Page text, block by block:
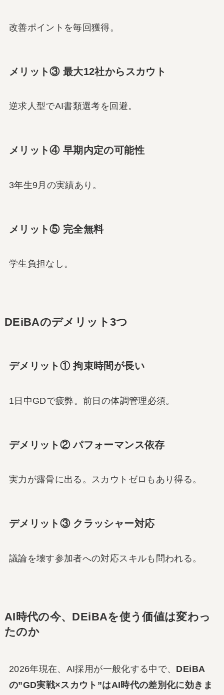
改善ポイントを毎回獲得。
メリット③ 最大12社からスカウト
逆求人型でAI書類選考を回避。
メリット④ 早期内定の可能性
3年生9月の実績あり。
メリット⑤ 完全無料
学生負担なし。
DEiBAのデメリット3つ
デメリット① 拘束時間が長い
1日中GDで疲弊。前日の体調管理必須。
デメリット② パフォーマンス依存
実力が露骨に出る。スカウトゼロもあり得る。
デメリット③ クラッシャー対応
議論を壊す参加者への対応スキルも問われる。
AI時代の今、DEiBAを使う価値は変わっ
たのか
2026年現在、AI採用が一般化する中で、 DEiBA
の”GD実戦×スカウト”はAI時代の差別化に効きま